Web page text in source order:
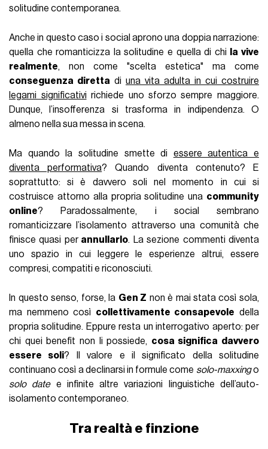
solitudine contemporanea.
Anche in questo caso i social aprono una doppia narrazione:
quella che romanticizza la solitudine e quella di chi
la vive
realmente, non come "scelta estetica" ma come
conseguenza diretta diuna vita adulta in cui costruire
legami significativi richiede uno sforzo sempre maggiore.
Dunque, l’insofferenza si trasforma in indipendenza. O
almeno nella sua messa in scena.
Ma quando la solitudine smette di essere autentica e
diventa performativa? Quando diventa contenuto? E
soprattutto: si è davvero soli nel momento in cui si
costruisce attorno alla propria solitudine una community
online? Paradossalmente, i social sembrano
romanticizzare l’isolamento attraverso una comunità che
finisce quasi perannullarlo. La sezione commenti diventa
uno spazio in cui leggere le esperienze altrui, essere
compresi, compatiti e riconosciuti.
In questo senso, forse, la Gen Z non è mai stata così sola,
ma nemmeno così collettivamente consapevole della
propria solitudine. Eppure resta un interrogativo aperto: per
chi quei benefit non li possiede, cosa significa davvero
essere soli? Il valore e il significato della solitudine
continuano così a declinarsi in formule come solo-maxxingo
solo datee infinite altre variazioni linguistiche dell’auto-
isolamento contemporaneo.
Tra realtà e finzione